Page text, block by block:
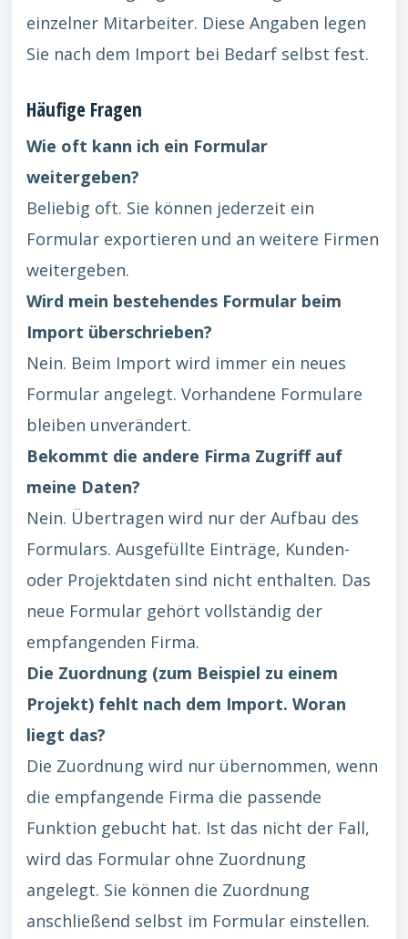
einzelner Mitarbeiter. Diese Angaben legen
Sie nach dem Import bei Bedarf selbst fest.
Häufige Fragen
Wie oft kann ich ein Formular
weitergeben?
Beliebig oft. Sie können jederzeit ein
Formular exportieren und an weitere Firmen
weitergeben.
Wird mein bestehendes Formular beim
Import überschrieben?
Nein. Beim Import wird immer ein neues
Formular angelegt. Vorhandene Formulare
bleiben unverändert.
Bekommt die andere Firma Zugriff auf
meine Daten?
Nein. Übertragen wird nur der Aufbau des
Formulars. Ausgefüllte Einträge, Kunden-
oder Projektdaten sind nicht enthalten. Das
neue Formular gehört vollständig der
empfangenden Firma.
Die Zuordnung (zum Beispiel zu einem
Projekt) fehlt nach dem Import. Woran
liegt das?
Die Zuordnung wird nur übernommen, wenn
die empfangende Firma die passende
Funktion gebucht hat. Ist das nicht der Fall,
wird das Formular ohne Zuordnung
angelegt. Sie können die Zuordnung
anschließend selbst im Formular einstellen.